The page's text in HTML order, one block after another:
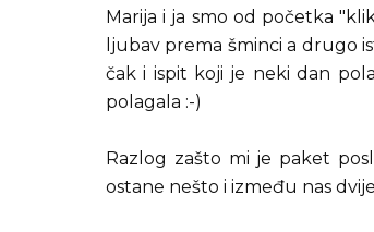
Marija i ja smo od početka
ljubav prema šminci a drugo
čak i ispit koji je neki dan
polagala :-)
Razlog zašto mi je paket
ostane nešto i između nas